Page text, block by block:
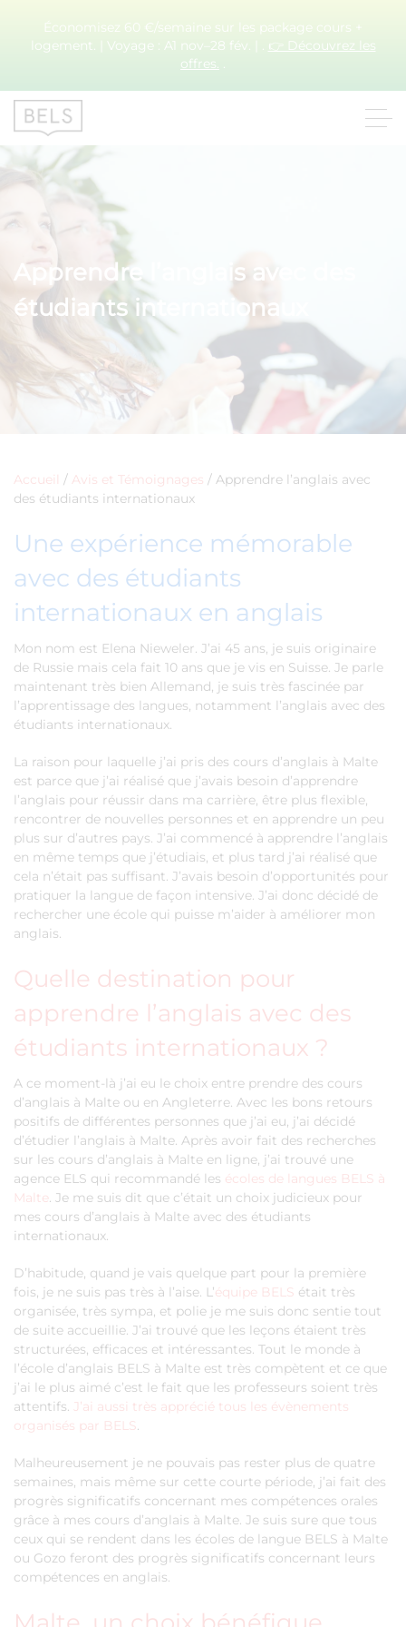
Économisez 60 €/semaine sur les package cours +
logement. | Voyage : A1 nov–28 fév. | . 👉 Découvrez les
offres.
Apprendre l’anglais avec des
étudiants internationaux
Accueil / Avis et Témoignages / Apprendre l’anglais avec
des étudiants internationaux
Une expérience mémorable
avec des étudiants
internationaux en anglais
Mon nom est Elena Nieweler. J’ai 45 ans, je suis originaire
de Russie mais cela fait 10 ans que je vis en Suisse. Je parle
maintenant très bien Allemand, je suis très fascinée par
l’apprentissage des langues, notamment l’anglais avec des
étudiants internationaux.
La raison pour laquelle j’ai pris des cours d’anglais à Malte
est parce que j’ai réalisé que j’avais besoin d’apprendre
l’anglais pour réussir dans ma carrière, être plus flexible,
rencontrer de nouvelles personnes et en apprendre un peu
plus sur d’autres pays. J’ai commencé à apprendre l’anglais
en même temps que j’étudiais, et plus tard j’ai réalisé que
cela n’était pas suffisant. J’avais besoin d’opportunités pour
pratiquer la langue de façon intensive. J’ai donc décidé de
rechercher une école qui puisse m’aider à améliorer mon
anglais.
Quelle destination pour
apprendre l’anglais avec des
étudiants internationaux ?
A ce moment-là j’ai eu le choix entre prendre des cours
d’anglais à Malte ou en Angleterre. Avec les bons retours
positifs de différentes personnes que j’ai eu, j’ai décidé
d’étudier l’anglais à Malte. Après avoir fait des recherches
sur les cours d’anglais à Malte en ligne, j’ai trouvé une
agence ELS qui recommandé les écoles de langues BELS à
Malte. Je me suis dit que c’était un choix judicieux pour
mes cours d’anglais à Malte avec des étudiants
internationaux.
D’habitude, quand je vais quelque part pour la première
fois, je ne suis pas très à l’aise. L’équipe BELS était très
organisée, très sympa, et polie je me suis donc sentie tout
de suite accueillie. J’ai trouvé que les leçons étaient très
structurées, efficaces et intéressantes. Tout le monde à
l’école d’anglais BELS à Malte est très compètent et ce que
j’ai le plus aimé c’est le fait que les professeurs soient très
attentifs. J’ai aussi très apprécié tous les évènements
organisés par BELS.
Malheureusement je ne pouvais pas rester plus de quatre
semaines, mais même sur cette courte période, j’ai fait des
progrès significatifs concernant mes compétences orales
grâce à mes cours d’anglais à Malte. Je suis sure que tous
ceux qui se rendent dans les écoles de langue BELS à Malte
ou Gozo feront des progrès significatifs concernant leurs
compétences en anglais.